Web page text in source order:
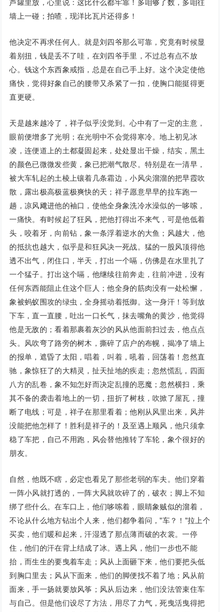
芦罐里放，心里说：这比什么都牢靠！多咱够了数，多咱往
墙上一碰；拍喳，现洋比瓦片还得多！
他决定不再求任何人。就是刘四爷那么可靠，究竟有时候显
着别扭，钱是丢不了哇，在刘四爷手里，不过总有点不放
心。钱这个东西象戒指，总是在自己手上好。这个决定使他
痛快，觉得好象自己的腰带又杀紧了一扣，使胸口能挺得更
直更硬。
天是越来越冷了，祥子似乎没觉到。心中有了一定的主意，
眼前便增多了光明；在光明中不会觉得寒冷。地上初见冰
凌，连便道上的土都凝固起来，处处显出干燥，结实，黑土
的颜色已微微发些黄，象已把潮气散尽。特别是在一清早，
被大车轧起的土棱上镶着几条霜边，小风尖溜溜的把早霞吹
散，露出极高极蓝极爽快的天；祥子愿意早早的拉车跑一
趟，凉风飕进他的袖口，使他全身象洗冷水澡似的一哆嗦，
一痛快。有时候起了狂风，把他打得出不来气，可是他低着
头，咬着牙，向前钻，象一条浮着逆水的大鱼；风越大，他
的抵抗也越大，似乎是和狂风决一死战。猛的一股风顶得他
透不出气，闭住口，半天，打出一个嗝，仿佛是在水里扎了
一个猛子。打出这个嗝，他继续往前奔走，往前冲进，没有
任何东西能阻止住这个巨人；他全身的筋肉没有一处松懈，
象被蚂蚁围攻的绿虫，全身摇动着抵御。这一身汗！等到放
下车，直一直腰，吐出一口长气，抹去嘴角的黄沙，他觉得
他是无敌的；看着那裹着灰沙的风从他面前扫过去，他点点
头。风吹弯了路旁的树木，撕碎了店户的布幌，揭净了墙上
的报单，遮昏了太阳，唱着，叫着，吼着，回荡着！忽然直
驰，象惊狂了的大精灵，扯天扯地的疾走；忽然慌乱，四面
八方的乱卷，象不知怎好而决定乱撞的恶魔；忽然横扫，乘
其不备的袭击着地上的一切，扭折了树枝，吹掀了屋瓦，撞
断了电线；可是，祥子在那里看着；他刚从风里出来，风并
没能把他怎样了！胜利是祥子的！及至遇上顺风，他只须拿
稳了车把，自己不用跑，风会替他推转了车轮，象个很好的
朋友。
自然，他既不瞎，必定也看见了那些老弱的车夫。他们穿着
一阵小风就打透的，一阵大风就吹碎了的，破衣；脚上不知
绑了些什么。在车口上，他们哆嗦着，眼睛象贼似的溜着，
不论从什么地方钻出个人来，他们都争着问，”车？！”拉上个
买卖，他们暖和起来，汗湿透了那点薄而破的衣裳。一停
住，他们的汗在背上结成了冰。遇上风，他们一步也不能
抬，而生生的要曳着车走；风从上面砸下来，他们要把头低
到胸口里去；风从下面来，他们的脚便找不着了地；风从前
面来，手一扬就要放风筝；风从后边来，他们没法管束住车
与自己。但是他们设尽了方法，用尽了力气，死曳活曳得把